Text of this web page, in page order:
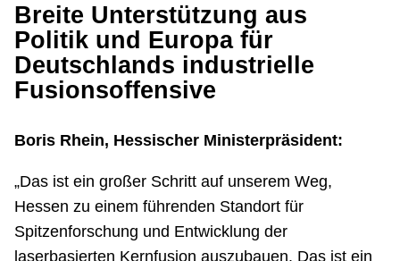
Breite Unterstützung aus
Politik und Europa für
Deutschlands industrielle
Fusionsoffensive
Boris Rhein, Hessischer Ministerpräsident:
„Das ist ein großer Schritt auf unserem Weg,
Hessen zu einem führenden Standort für
Spitzenforschung und Entwicklung der
laserbasierten Kernfusion auszubauen. Das ist ein